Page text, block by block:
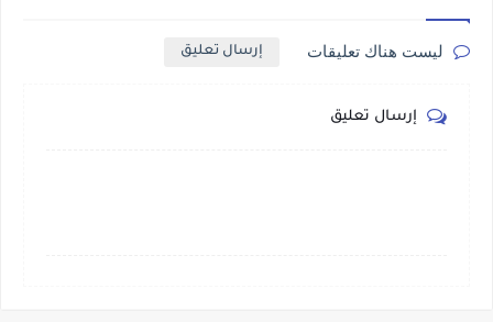
ليست هناك تعليقات إرسال تعليق
إرسال تعليق